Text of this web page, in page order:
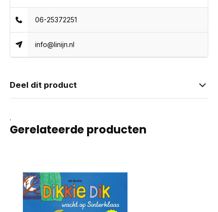
06-25372251
info@linijn.nl
Deel dit product
.
Gerelateerde producten